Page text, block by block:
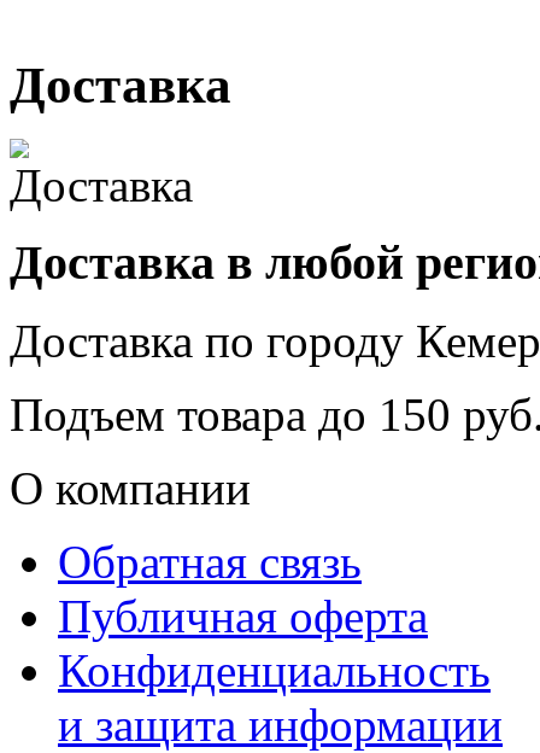
Доставка
Доставка в любой
Доставка по городу
Подъем товара до 150
О компании
Обратная связь
Публичная оферта
Конфиденциальность
и защита информации